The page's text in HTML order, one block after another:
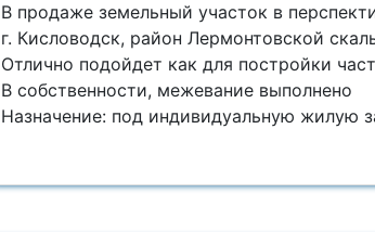
В продаже земельный участок в
г. Кисловодск, район Лермонтовской
Отлично подойдет как для постройки
В собственности, межевание выполнено
Назначение: под индивидуальную жилую